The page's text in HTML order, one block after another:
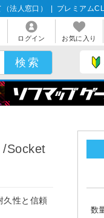
法人窓口） プレミアム
ログイン お気に入り
/Socket
久性と信頼
数